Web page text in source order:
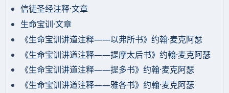
信徒圣经注释·文章
生命宝训·文章
《生命宝训讲道注释——以弗所书》约翰·麦克阿瑟
《生命宝训讲道注释——提摩太后书》约翰·麦克阿瑟
《生命宝训讲道注释——提多书》约翰·麦克阿瑟
《生命宝训讲道注释——雅各书》约翰·麦克阿瑟